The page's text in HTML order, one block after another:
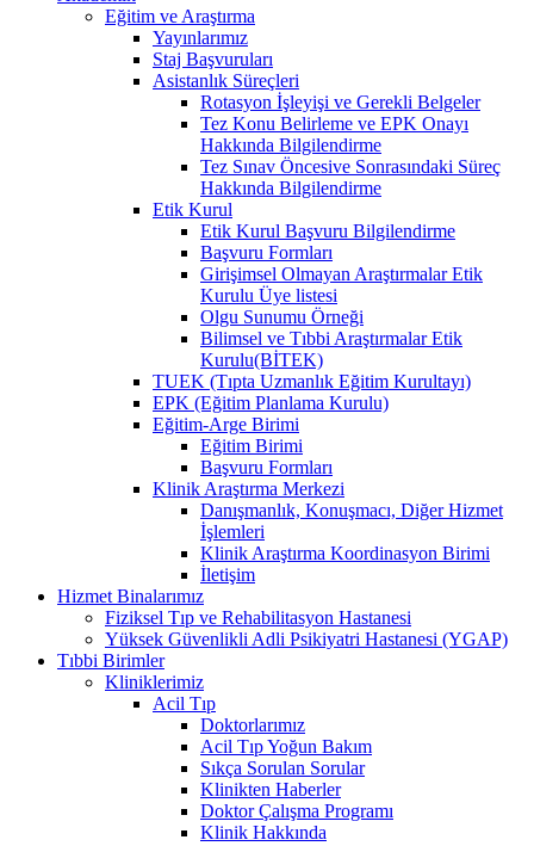
Eğitim ve Araştırma
Yayınlarımız
Staj Başvuruları
Asistanlık Süreçleri
Rotasyon İşleyişi ve Gerekli Belgeler
Tez Konu Belirleme ve EPK Onayı
Hakkında Bilgilendirme
Tez Sınav Öncesive Sonrasındaki Süreç
Hakkında Bilgilendirme
Etik Kurul
Etik Kurul Başvuru Bilgilendirme
Başvuru Formları
Girişimsel Olmayan Araştırmalar Etik
Kurulu Üye listesi
Olgu Sunumu Örneği
Bilimsel ve Tıbbi Araştırmalar Etik
Kurulu(BİTEK)
TUEK (Tıpta Uzmanlık Eğitim Kurultayı)
EPK (Eğitim Planlama Kurulu)
Eğitim-Arge Birimi
Eğitim Birimi
Başvuru Formları
Klinik Araştırma Merkezi
Danışmanlık, Konuşmacı, Diğer Hizmet
İşlemleri
Klinik Araştırma Koordinasyon Birimi
İletişim
Hizmet Binalarımız
Fiziksel Tıp ve Rehabilitasyon Hastanesi
Yüksek Güvenlikli Adli Psikiyatri Hastanesi (YGAP)
Tıbbi Birimler
Kliniklerimiz
Acil Tıp
Doktorlarımız
Acil Tıp Yoğun Bakım
Sıkça Sorulan Sorular
Klinikten Haberler
Doktor Çalışma Programı
Klinik Hakkında